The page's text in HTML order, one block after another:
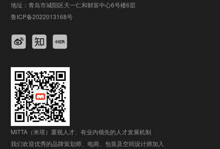
地址：青岛市城阳区天一仁和财富中心6号楼6层
鲁ICP备2022013168号
MITTA（米塔）重视人才、有业内领先的人才发展机制
我们欢迎优秀的品牌策划师、电商、包装及空间设计师加入